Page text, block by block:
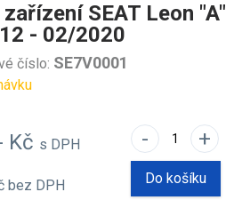
SEAT Leon "A"
- 02/2020
číslo: SE7V0001
Kč s DPH
bez DPH
- +
Do košíku